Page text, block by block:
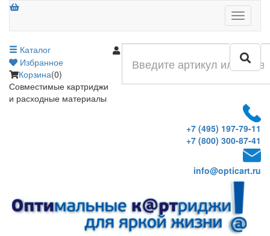
Меню
Каталог
Избранное
Корзина(0)
Совместимые картриджи
и расходные материалы
+7 (495) 197-79-11
+7 (800) 300-87-41
info@opticart.ru